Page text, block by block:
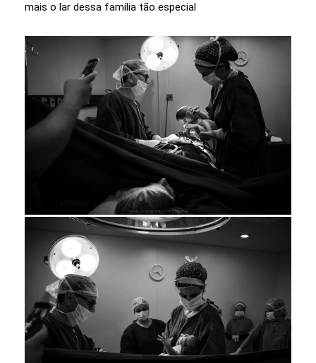
mais o lar dessa família tão especial